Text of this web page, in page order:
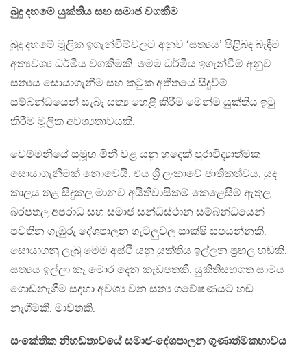
බුදු දහමේ යුක්තිය සහ සමාජ වගකීම
බුදු දහමේ මූලික ඉගැන්වීම්වලට අනුව ‘සත්‍යය’ පිළිබඳ බැඳීම
අත්‍යවශ්‍ය ධර්මීය වගකීමකි. මෙම ධර්මීය ඉගැන්වීම් අනුව
සත්‍යය සොයාගැනීම සහ කටුක අතීතයේ සිදුවීම්
සම්බන්ධයෙන් සැබෑ සත්‍ය හෙළි කිරීම මෙන්ම යුක්තිය ඉටු
කිරීම මූලික අවශ්‍යතාවයකි.
චෙම්මනියේ සමූහ මිනී වළ යනු හුදෙක් පුරාවිද්‍යාත්මක
සොයාගැනීමක් නොවෙයි. එය ශ්‍රී ලංකාවේ ජාතිකත්වය, යුද
කාලය තළ සිදුකල මානව අයිතිවාසිකම් කෙළෙසීම් ඇතුල
බරපතල අපරාධ සහ සමාජ සන්ධිස්ථාන සම්බන්ධයෙන්
පවතින ගැඹුරු දේශපාලන ගැටලුවල සාක්ෂි සපයන්නකි.
සොයාගනු ලැබු මෙම අස්ථි යනු යුක්තිය ඉල්ලන ප්‍රභල හඬකි.
සත්‍යය ඉල්ලා කෑ මොර දෙන කැඩපතකි. යුකිතිසහගත සාමය
ගොඩනැගීම සදහා අවශ්‍ය වන සත්‍ය ගවේෂණයට හඬ
නැගීමකි. මාවතකි.
සංකේතික නිහඬතාවයේ සමාජ-දේශපාලන ගුණාත්මකභාවය